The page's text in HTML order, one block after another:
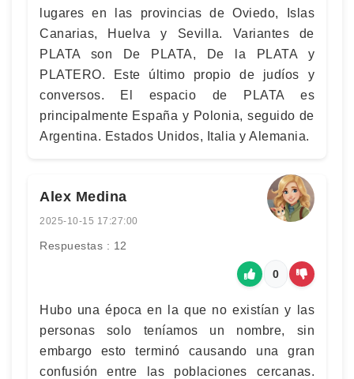
lugares en las provincias de Oviedo, Islas
Canarias, Huelva y Sevilla. Variantes de
PLATA son De PLATA, De la PLATA y
PLATERO. Este último propio de judíos y
conversos. El espacio de PLATA es
principalmente España y Polonia, seguido de
Argentina. Estados Unidos, Italia y Alemania.
Alex Medina
2025-10-15 17:27:00
Respuestas : 12
0
Hubo una época en la que no existían y las
personas solo teníamos un nombre, sin
embargo esto terminó causando una gran
confusión entre las poblaciones cercanas.